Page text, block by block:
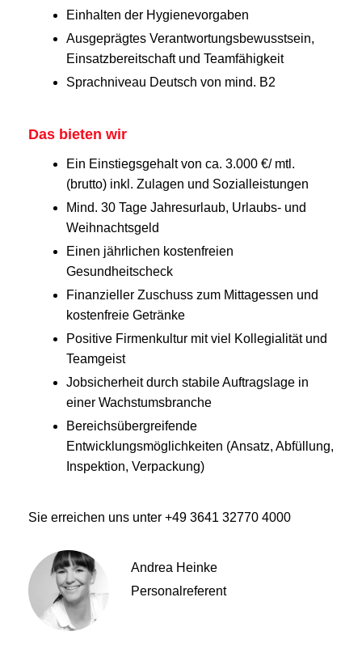
Einhalten der Hygienevorgaben
Ausgeprägtes Verantwortungsbewusstsein,
Einsatzbereitschaft und Teamfähigkeit
Sprachniveau Deutsch von mind. B2
Das bieten wir
Ein Einstiegsgehalt von ca. 3.000 €/ mtl.
(brutto) inkl. Zulagen und Sozialleistungen
Mind. 30 Tage Jahresurlaub, Urlaubs- und
Weihnachtsgeld
Einen jährlichen kostenfreien
Gesundheitscheck
Finanzieller Zuschuss zum Mittagessen und
kostenfreie Getränke
Positive Firmenkultur mit viel Kollegialität und
Teamgeist
Jobsicherheit durch stabile Auftragslage in
einer Wachstumsbranche
Bereichsübergreifende
Entwicklungsmöglichkeiten (Ansatz, Abfüllung,
Inspektion, Verpackung)
Sie erreichen uns unter +49 3641 32770 4000
Andrea Heinke
Personalreferent